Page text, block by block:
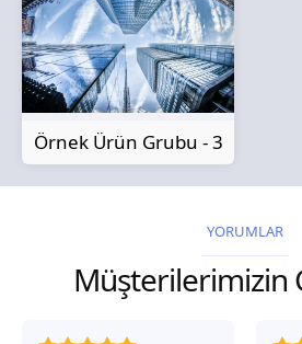
Örnek Ürün Grubu - 3
YORUMLAR
Müşterilerimizin